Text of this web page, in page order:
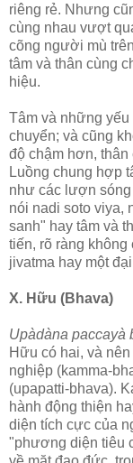
riêng rẻ. Nhưng
cùng nhau vượt
cõng người mù
tâm và thân cùng
hiệu.
Tâm và những
chuyển; và cũng
độ chậm hơn, thân
Luồng chung hợp
như các lượn
nói nadi soto viya,
sanh" hay tâm và
tiến, rõ ràng không
jivatma hay một
X. Hữu (Bhava)
Upàdàna paccayà
Hữu có hai, và
nghiệp (kamma-
(upapatti-bhava).
hành động thiện
diện tích cực của
"phương diện tiêu